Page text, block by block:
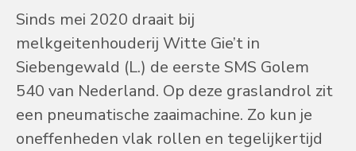
Sinds mei 2020 draait bij
melkgeitenhouderij Witte Gie’t in
Siebengewald (L.) de eerste SMS Golem
540 van Nederland. Op deze graslandrol zit
een pneumatische zaaimachine. Zo kun je
oneffenheden vlak rollen en tegelijkertijd